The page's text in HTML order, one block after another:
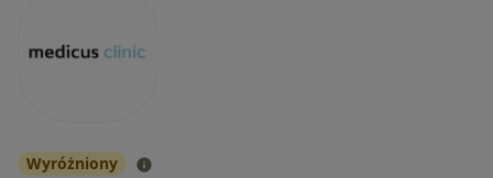
Wyróżniony